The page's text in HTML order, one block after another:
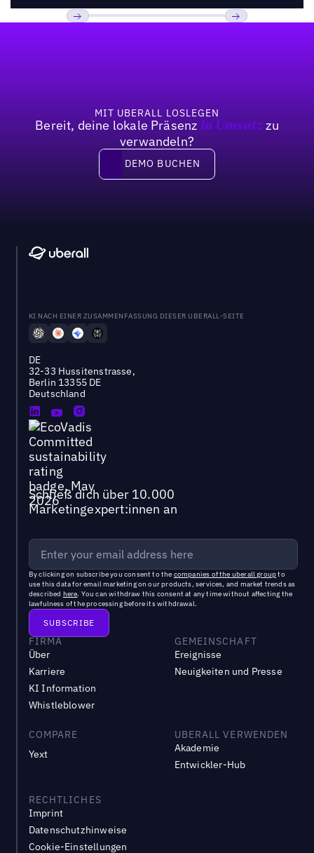
MIT UBERALL LOSLEGEN
Bereit, deine lokale Präsenz in Umsatzzu
verwandeln?
DEMO BUCHEN
DEMO BUCHEN
KI NACH EINER ZUSAMMENFASSUNG DIESER UBERALL-SEITE
DE
32-33 Hussitenstrasse,
Berlin 13355 DE
Deutschland
Schließ dich über 10.000
Marketingexpert:innen an
By clicking on subscribe you consent to the companies of the uberall groupto
use this data for email marketing on our products, services, and market trends as
described here. You can withdraw this consent at any time without affecting the
lawfulness of the processing before its withdrawal.
FIRMA
Über
Karriere
KI Information
Whistleblower
GEMEINSCHAFT
Ereignisse
Neuigkeiten und Presse
COMPARE
Yext
UBERALL VERWENDEN
Akademie
Entwickler-Hub
RECHTLICHES
Imprint
Datenschutzhinweise
Cookie-Einstellungen